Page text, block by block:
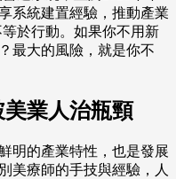
系統建置經驗，推動產業
於行動。如果你不用新
最大的風險，就是你不
業人治瓶頸
明的產業特性，也是發展
美療師的手技與經驗，人